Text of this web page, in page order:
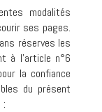
modalités
ses pages.
réserves les
à l’article n°6
la confiance
du présent
: